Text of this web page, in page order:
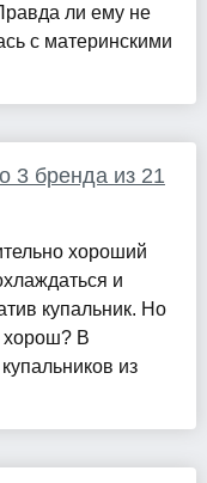
ли ему не
с материнскими
3 бренда из 21
хороший
и
купальник. Но
хорош? В
из